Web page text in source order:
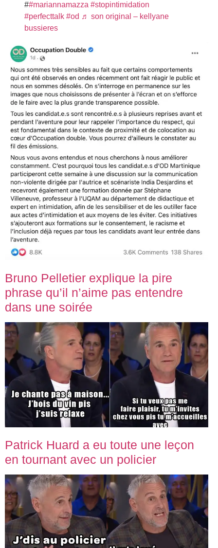
##mariannamazza #stopintimidation
#perfecttalk #od ♬ son original – kellyane
bussieres
Bruno Pelletier explique la pire
phrase qu’il n’aime pas entendre
dans une soirée
Patrick Huard a eu toute une leçon
en tournant avec un policier